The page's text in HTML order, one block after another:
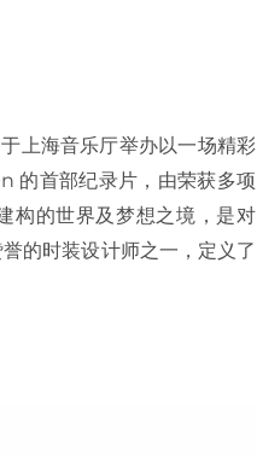
上海音乐厅举办以一场精彩
的首部纪录片，由荣获多项
构的世界及梦想之境，是对
的时装设计师之一，定义了